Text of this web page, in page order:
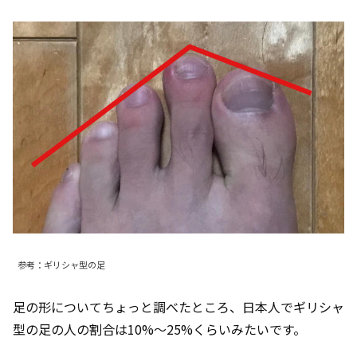
参考：ギリシャ型の足
足の形についてちょっと調べたところ、日本人でギリシャ
型の足の人の割合は10%～25%くらいみたいです。